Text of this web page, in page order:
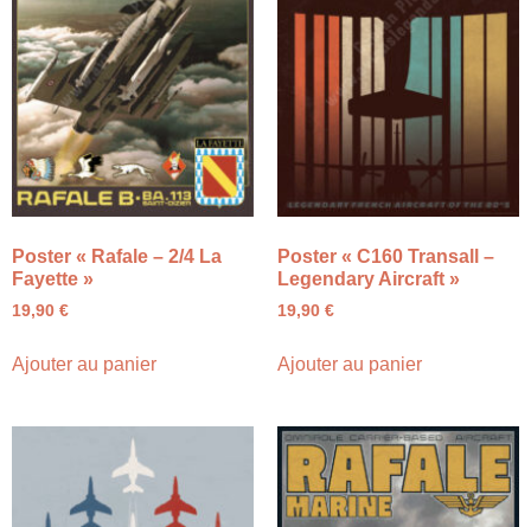
Poster « Rafale – 2/4 La
Fayette »
19,90 €
Ajouter au panier
Poster « C160 Transall –
Legendary Aircraft »
19,90 €
Ajouter au panier